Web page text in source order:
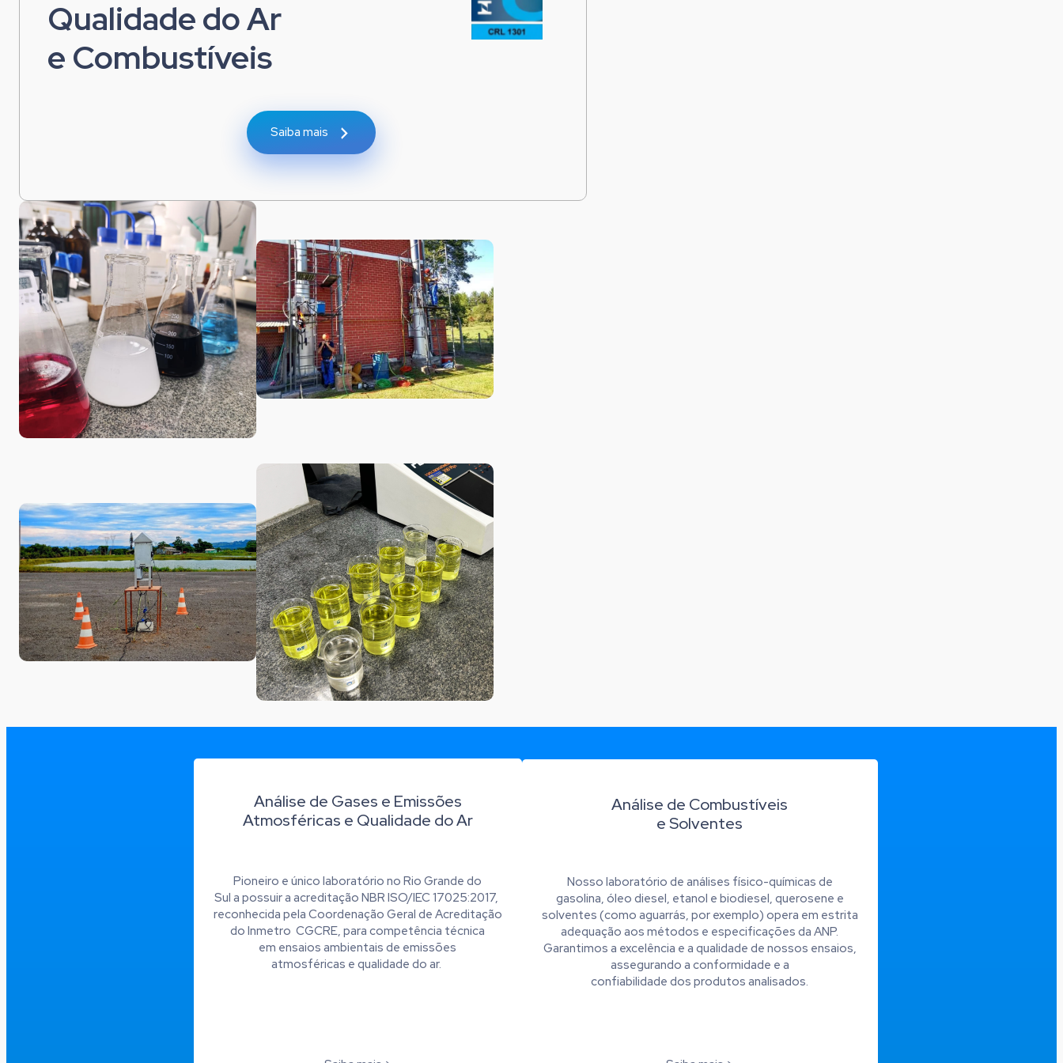
Qualidade do Ar
e Combustíveis
Saiba mais
Análise de Gases e Emissões
Atmosféricas e Qualidade do Ar
Pioneiro e único laboratório no Rio Grande do
Sul a possuir a acreditação NBR ISO/IEC 17025:2017,
reconhecida pela Coordenação Geral de Acreditação
do Inmetro CGCRE, para competência técnica
em ensaios ambientais de emissões
atmosféricas e qualidade do ar.
Análise de Combustíveis
e Solventes
Nosso laboratório de análises físico-químicas de
gasolina, óleo diesel, etanol e biodiesel, querosene e
solventes (como aguarrás, por exemplo) opera em estrita
adequação aos métodos e especificações da ANP.
Garantimos a excelência e a qualidade de nossos ensaios,
assegurando a conformidade e a
confiabilidade dos produtos analisados.